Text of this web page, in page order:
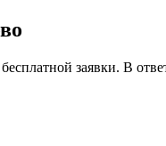
заявки. В